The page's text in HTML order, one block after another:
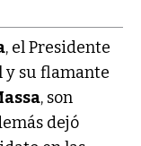
, el Presidente
y su flamante
, son
dejó